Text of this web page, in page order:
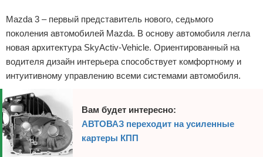
Mazda 3 – первый представитель нового, седьмого
поколения автомобилей Mazda. В основу автомобиля легла
новая архитектура SkyActiv-Vehicle. Ориентированный на
водителя дизайн интерьера способствует комфортному и
интуитивному управлению всеми системами автомобиля.
Вам будет интересно:
АВТОВАЗ переходит на усиленные
картеры КПП